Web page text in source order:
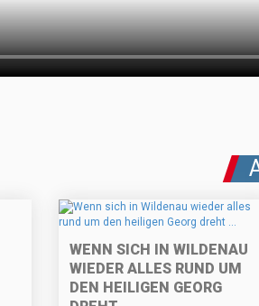
WENN SICH IN WILDENAU
WIEDER ALLES RUND UM
DEN HEILIGEN GEORG